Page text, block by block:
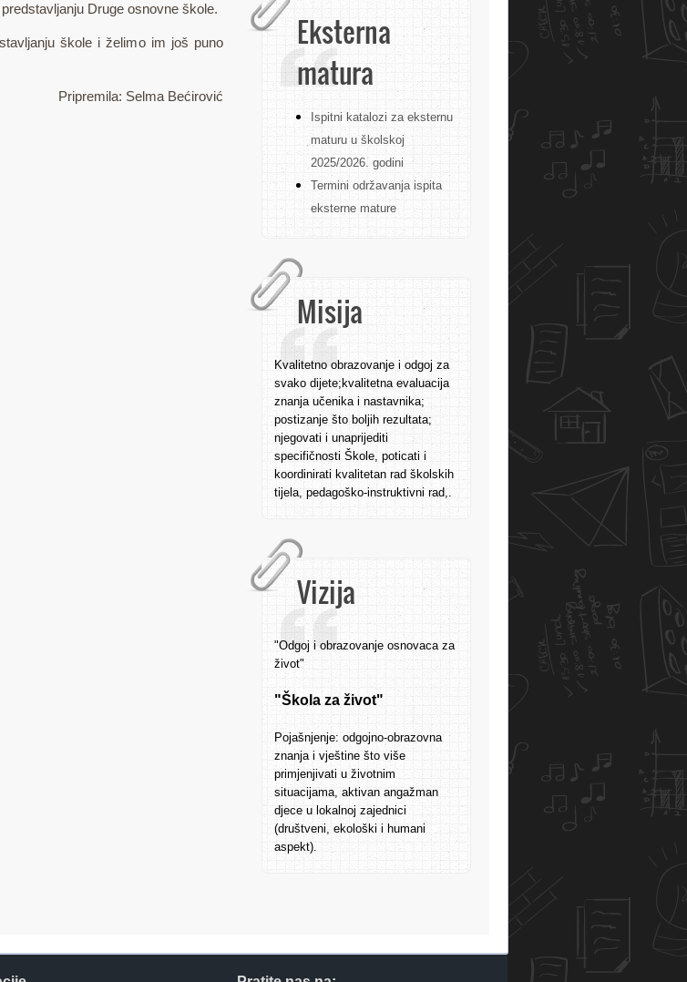
Eksterna
matura
Ispitni katalozi za eksternu
maturu u školskoj
2025/2026. godini
Termini održavanja ispita
eksterne mature
Misija
Kvalitetno obrazovanje i odgoj za
svako dijete;kvalitetna evaluacija
znanja učenika i nastavnika;
postizanje što boljih rezultata;
njegovati i unaprijediti
specifičnosti Škole, poticati i
koordinirati kvalitetan rad školskih
tijela, pedagoško-instruktivni rad,.
Vizija
"Odgoj i obrazovanje osnovaca za
život"
"Škola za život"
Pojašnjenje: odgojno-obrazovna
znanja i vještine što više
primjenjivati u životnim
situacijama, aktivan angažman
djece u lokalnoj zajednici
(društveni, ekološki i humani
aspekt).
Druge osnovne škole.
škole i želimo im još puno
Pripremila: Selma Bećirović